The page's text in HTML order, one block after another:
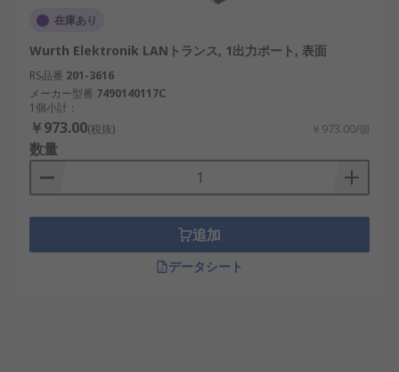
在庫あり
Wurth Elektronik LANトランス, 1出力ポート, 表面
RS品番 201-3616
メーカー型番 7490140117C
1個小計：
￥973.00(税抜) ￥973.00/個
数量
追加
データシート